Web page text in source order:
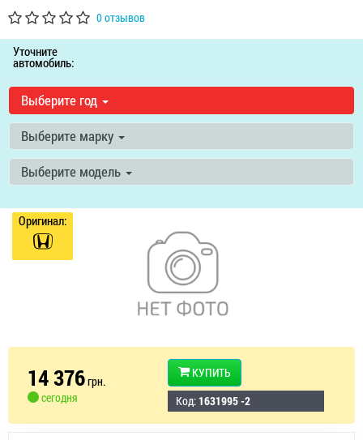
0 отзывов
Уточните
автомобиль:
Выберите год
Выберите марку
Выберите модель
Оригинал:
14 376грн.
сегодня
КУПИТЬ
Код: 1631995 -2